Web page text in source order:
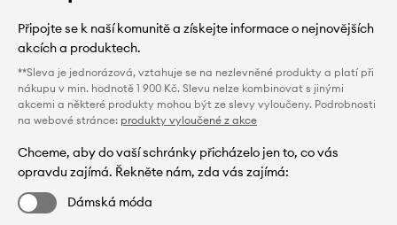
Připojte se k naší komunitě a získejte informace o nejnovějších
akcích a produktech.
**Sleva je jednorázová, vztahuje se na nezlevněné produkty a platí při
nákupu v min. hodnotě 1 900 Kč. Slevu nelze kombinovat s jinými
akcemi a některé produkty mohou být ze slevy vyloučeny. Podrobnosti
na webové stránce: produkty vyloučené z akce
Chceme, aby do vaší schránky přicházelo jen to, co vás
opravdu zajímá. Řekněte nám, zda vás zajímá:
Dámská móda